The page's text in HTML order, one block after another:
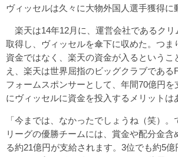
ヴィッセルは久々に大物外国人選手獲得
楽天は14年12月に、運営会社であるクリ
取得し、ヴィッセルを傘下に収めた。つま
資金ではなく、楽天の資金が入るというこ
え、楽天は世界屈指のビッグクラブである
フォームスポンサーとして、年間70億円を
にヴィッセルに資金を投入するメリットは
「今までは、なかったでしょうね（笑）
リーグの優勝チームには、賞金や配分金含
る約21億円が支給されます。3位でも約5